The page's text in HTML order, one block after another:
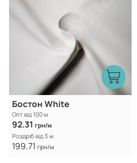
Бостон White
Опт від 100 м
92.31 грн/м
Роздріб від 3 м
199.71 грн/м